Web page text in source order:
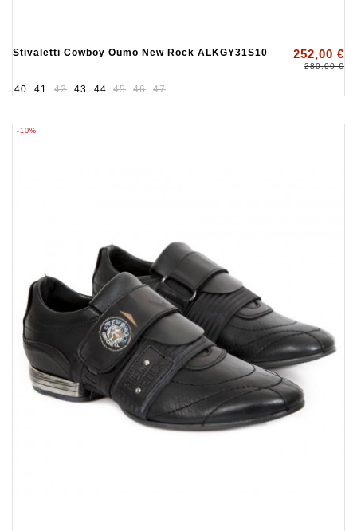
Stivaletti Cowboy Oumo New Rock ALKGY31S10 252,00 €
280,00 €
40 41 42 43 44 45 46 47
-10%